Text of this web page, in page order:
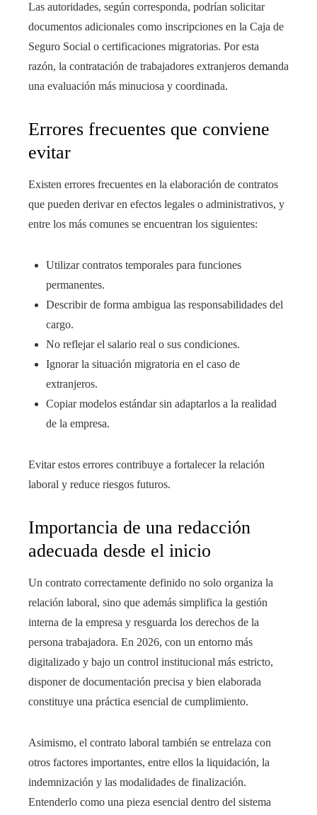
Las autoridades, según corresponda, podrían solicitar
documentos adicionales como inscripciones en la Caja de
Seguro Social o certificaciones migratorias. Por esta
razón, la contratación de trabajadores extranjeros demanda
una evaluación más minuciosa y coordinada.
Errores frecuentes que conviene
evitar
Existen errores frecuentes en la elaboración de contratos
que pueden derivar en efectos legales o administrativos, y
entre los más comunes se encuentran los siguientes:
Utilizar contratos temporales para funciones
permanentes.
Describir de forma ambigua las responsabilidades del
cargo.
No reflejar el salario real o sus condiciones.
Ignorar la situación migratoria en el caso de
extranjeros.
Copiar modelos estándar sin adaptarlos a la realidad
de la empresa.
Evitar estos errores contribuye a fortalecer la relación
laboral y reduce riesgos futuros.
Importancia de una redacción
adecuada desde el inicio
Un contrato correctamente definido no solo organiza la
relación laboral, sino que además simplifica la gestión
interna de la empresa y resguarda los derechos de la
persona trabajadora. En 2026, con un entorno más
digitalizado y bajo un control institucional más estricto,
disponer de documentación precisa y bien elaborada
constituye una práctica esencial de cumplimiento.
Asimismo, el contrato laboral también se entrelaza con
otros factores importantes, entre ellos la liquidación, la
indemnización y las modalidades de finalización.
Entenderlo como una pieza esencial dentro del sistema